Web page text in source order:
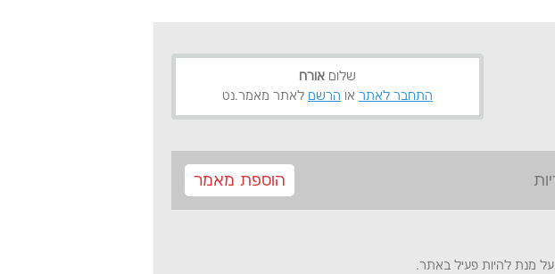
שלום אורח
התחבר לאתר או הרשם לאתר מאמר.נט
הוספת מאמר
על מנת להיות פעיל באתר.